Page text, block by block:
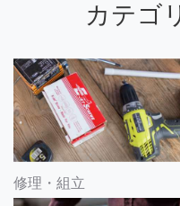
カテゴ
修理・組立